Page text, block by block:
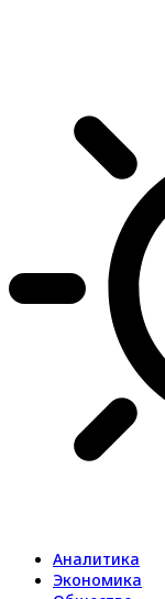
Аналитика
Экономика